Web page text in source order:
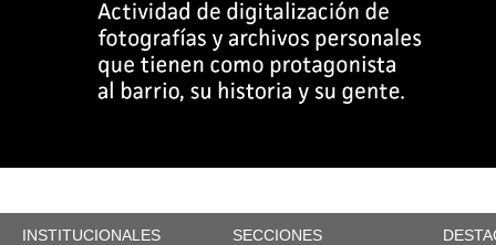
INSTITUCIONALES SECCIONES